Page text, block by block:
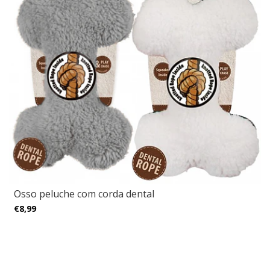
Osso peluche com corda dental
€8,99